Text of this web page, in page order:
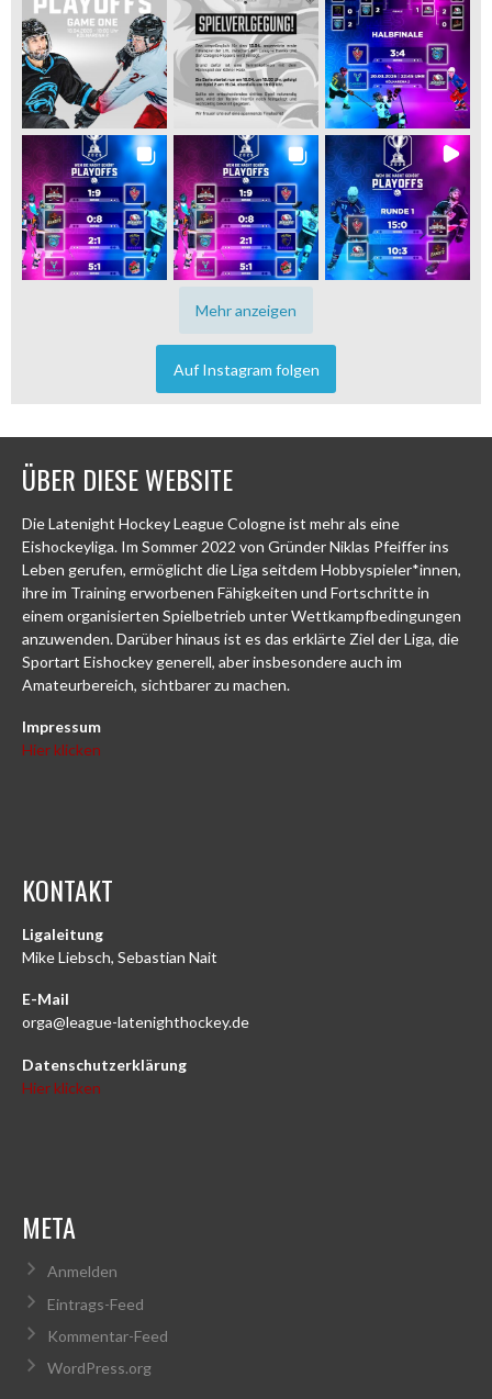
Mehr anzeigen
Auf Instagram folgen
ÜBER DIESE WEBSITE
Die Latenight Hockey League Cologne ist mehr als eine
Eishockeyliga. Im Sommer 2022 von Gründer Niklas Pfeiffer ins
Leben gerufen, ermöglicht die Liga seitdem Hobbyspieler*innen,
ihre im Training erworbenen Fähigkeiten und Fortschritte in
einem organisierten Spielbetrieb unter Wettkampfbedingungen
anzuwenden. Darüber hinaus ist es das erklärte Ziel der Liga, die
Sportart Eishockey generell, aber insbesondere auch im
Amateurbereich, sichtbarer zu machen.
Impressum
Hier klicken
KONTAKT
Ligaleitung
Mike Liebsch, Sebastian Nait
E-Mail
orga@league-latenighthockey.de
Datenschutzerklärung
Hier klicken
META
Anmelden
Eintrags-Feed
Kommentar-Feed
WordPress.org